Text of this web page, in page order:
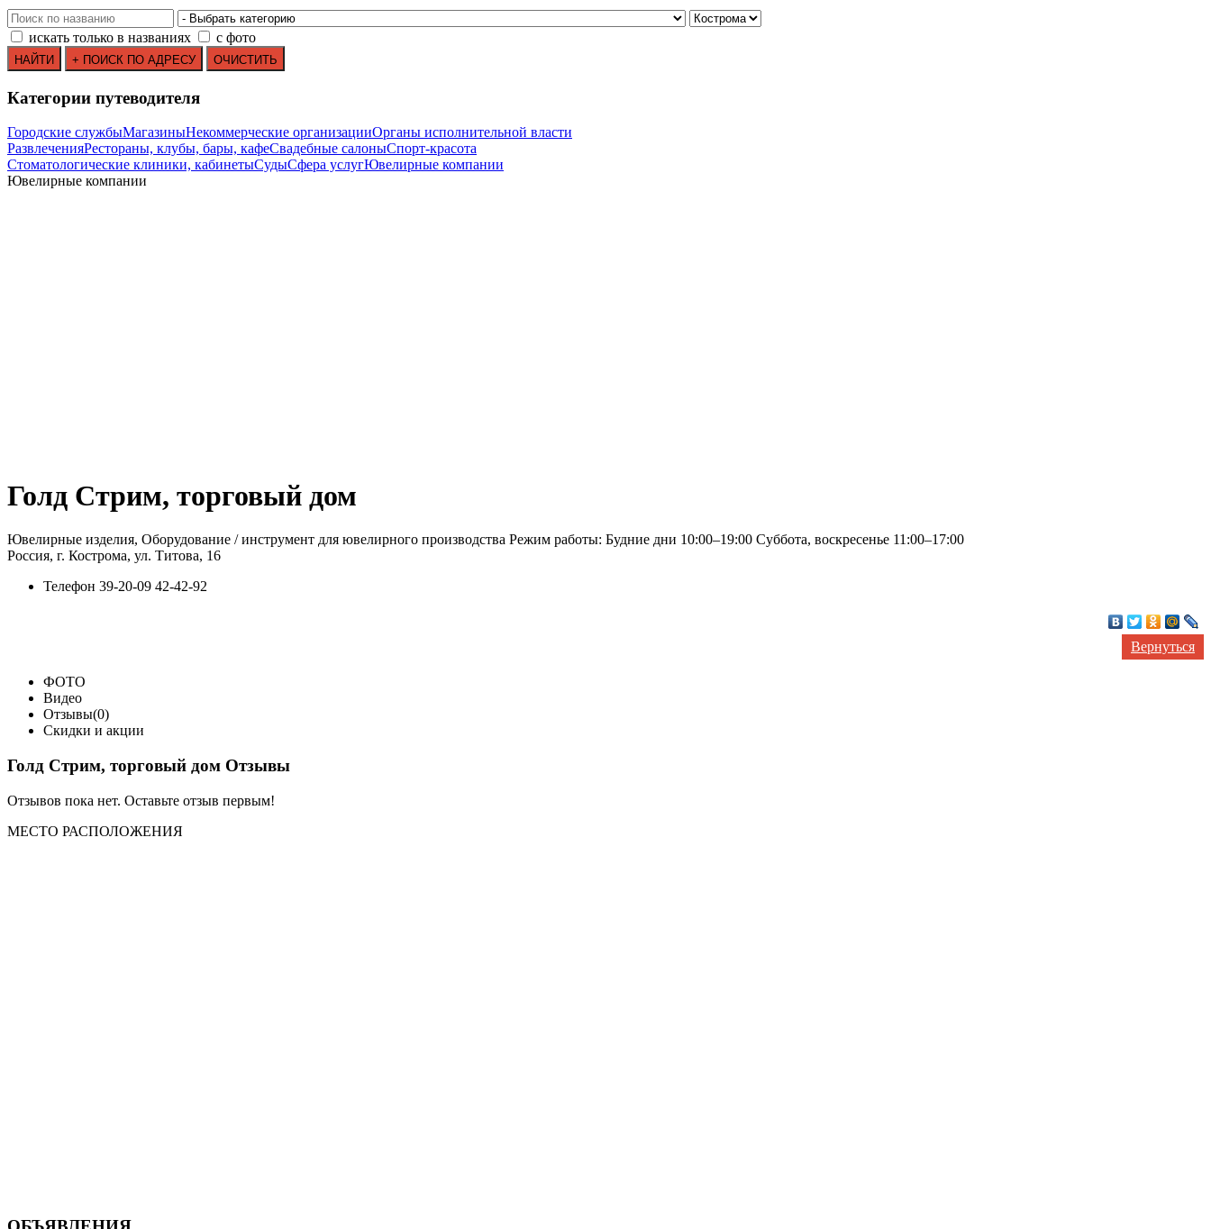
искать только в названиях с фото
Категории путеводителя
Городские службыМагазиныНекоммерческие организацииОрганы исполнительной власти
РазвлеченияРестораны, клубы, бары, кафеСвадебные салоныСпорт-красота
Стоматологические клиники, кабинетыСудыСфера услугЮвелирные компании
Ювелирные компании
Голд Стрим, торговый дом
Ювелирные изделия, Оборудование / инструмент для ювелирного производства Режим работы: Будние дни 10:00–19:00 Суббота, воскресенье 11:00–17:00
Россия, г. Кострома, ул. Титова, 16
Телефон 39-20-09 42-42-92
Вернуться
ФОТО
Видео
Отзывы(0)
Скидки и акции
Голд Стрим, торговый дом Отзывы
Отзывов пока нет. Оставьте отзыв первым!
МЕСТО РАСПОЛОЖЕНИЯ